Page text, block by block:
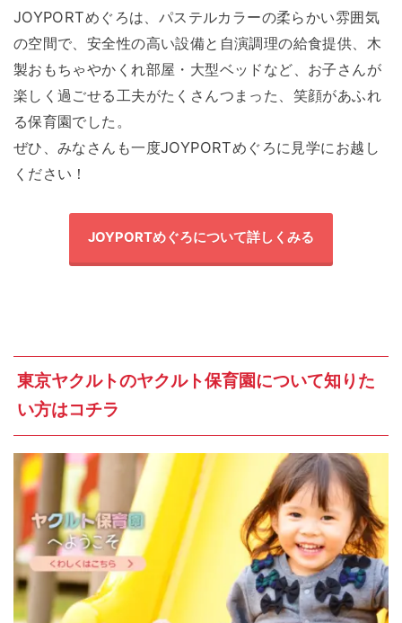
JOYPORTめぐろは、パステルカラーの柔らかい雰囲気
の空間で、安全性の高い設備と自演調理の給食提供、木
製おもちゃやかくれ部屋・大型ベッドなど、お子さんが
楽しく過ごせる工夫がたくさんつまった、笑顔があふれ
る保育園でした。
ぜひ、みなさんも一度JOYPORTめぐろに見学にお越し
ください！
JOYPORTめぐろについて詳しくみる
東京ヤクルトのヤクルト保育園について知りた
い方はコチラ